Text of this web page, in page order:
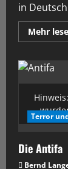
in
Mehr
Terror
Die Antifa
Bernd